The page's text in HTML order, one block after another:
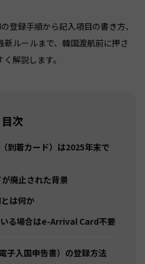
登録手順から記入項目の書き方、
ルールまで、韓国渡航前に押さ
解説します。
目次
到着カード）は2025年末で
廃止された背景
は何か
いる場合はe-Arrival Card不要
子入国申告書）の登録方法